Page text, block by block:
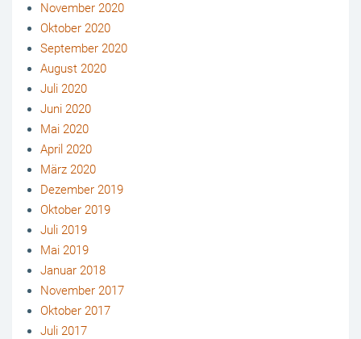
November 2020
Oktober 2020
September 2020
August 2020
Juli 2020
Juni 2020
Mai 2020
April 2020
März 2020
Dezember 2019
Oktober 2019
Juli 2019
Mai 2019
Januar 2018
November 2017
Oktober 2017
Juli 2017